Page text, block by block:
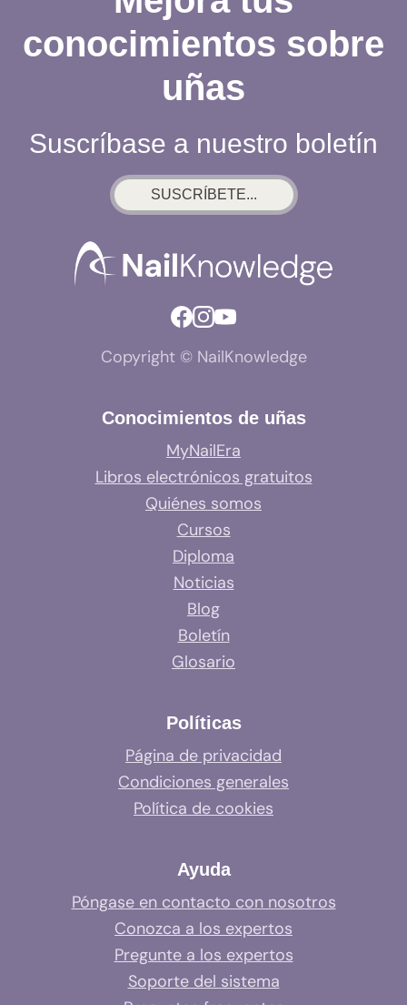
conocimientos sobre
uñas
Suscríbase a nuestro boletín
SUSCRÍBETE...
Copyright © NailKnowledge
Conocimientos de uñas
MyNailEra
Libros electrónicos gratuitos
Quiénes somos
Cursos
Diploma
Noticias
Blog
Boletín
Glosario
Políticas
Página de privacidad
Condiciones generales
Política de cookies
Ayuda
Póngase en contacto con nosotros
Conozca a los expertos
Pregunte a los expertos
Soporte del sistema